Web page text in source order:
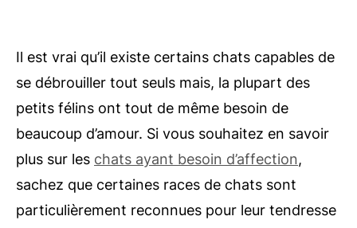
Il est vrai qu’il existe certains chats capables de
se débrouiller tout seuls mais, la plupart des
petits félins ont tout de même besoin de
beaucoup d’amour. Si vous souhaitez en savoir
plus sur les chats ayant besoin d’affection,
sachez que certaines races de chats sont
particulièrement reconnues pour leur tendresse